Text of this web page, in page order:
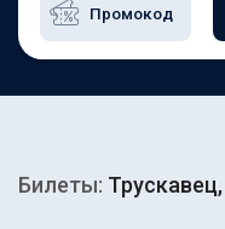
Билеты: